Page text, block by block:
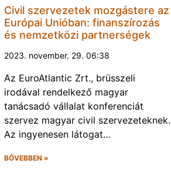
Civil szervezetek mozgástere az
Európai Unióban: finanszírozás
és nemzetközi partnerségek
2023. november. 29. 06:38
Az EuroAtlantic Zrt., brüsszeli
irodával rendelkező magyar
tanácsadó vállalat konferenciát
szervez magyar civil szervezeteknek.
Az ingyenesen látogat…
BŐVEBBEN »